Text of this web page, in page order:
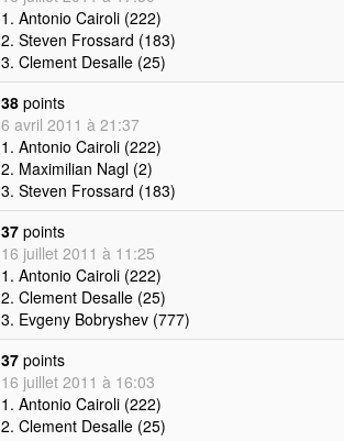
1. Antonio Cairoli (222)
2. Steven Frossard (183)
3. Clement Desalle (25)
38 points
6 avril 2011 à 21:37
1. Antonio Cairoli (222)
2. Maximilian Nagl (2)
3. Steven Frossard (183)
37 points
16 juillet 2011 à 11:25
1. Antonio Cairoli (222)
2. Clement Desalle (25)
3. Evgeny Bobryshev (777)
37 points
16 juillet 2011 à 16:03
1. Antonio Cairoli (222)
2. Clement Desalle (25)